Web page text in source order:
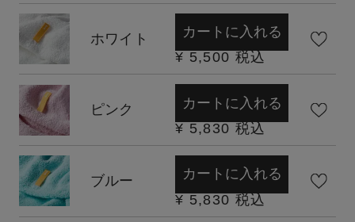
ホワイト
¥ 5,500 税込
カートに入れる
ピンク
¥ 5,830 税込
カートに入れる
ブルー
¥ 5,830 税込
カートに入れる